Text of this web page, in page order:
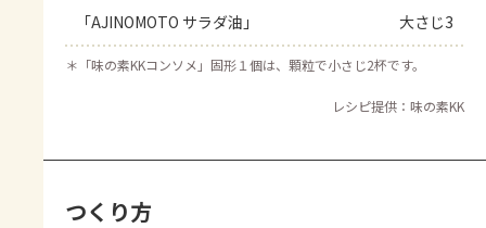
「AJINOMOTO サラダ油」 大さじ3
＊ 「味の素KKコンソメ」固形１個は、顆粒で小さじ2杯です。
レシピ提供：味の素KK
つくり方